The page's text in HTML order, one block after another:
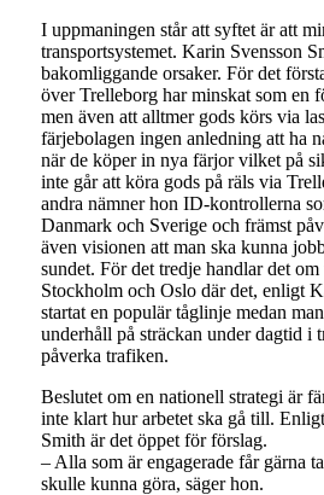
I uppmaningen står att syftet är att
transportsystemet. Karin Svensson
bakomliggande orsaker. För det
över Trelleborg har minskat som en
men även att alltmer gods körs via
färjebolagen ingen anledning att ha
när de köper in nya färjor vilket på
inte går att köra gods på räls via
andra nämner hon ID-kontrollerna
Danmark och Sverige och främst
även visionen att man ska kunna
sundet. För det tredje handlar det
Stockholm och Oslo där det, enligt
startat en populär tåglinje medan
underhåll på sträckan under dagtid i
påverka trafiken.
Beslutet om en nationell strategi är
inte klart hur arbetet ska gå till.
Smith är det öppet för förslag.
– Alla som är engagerade får gärna
skulle kunna göra, säger hon.